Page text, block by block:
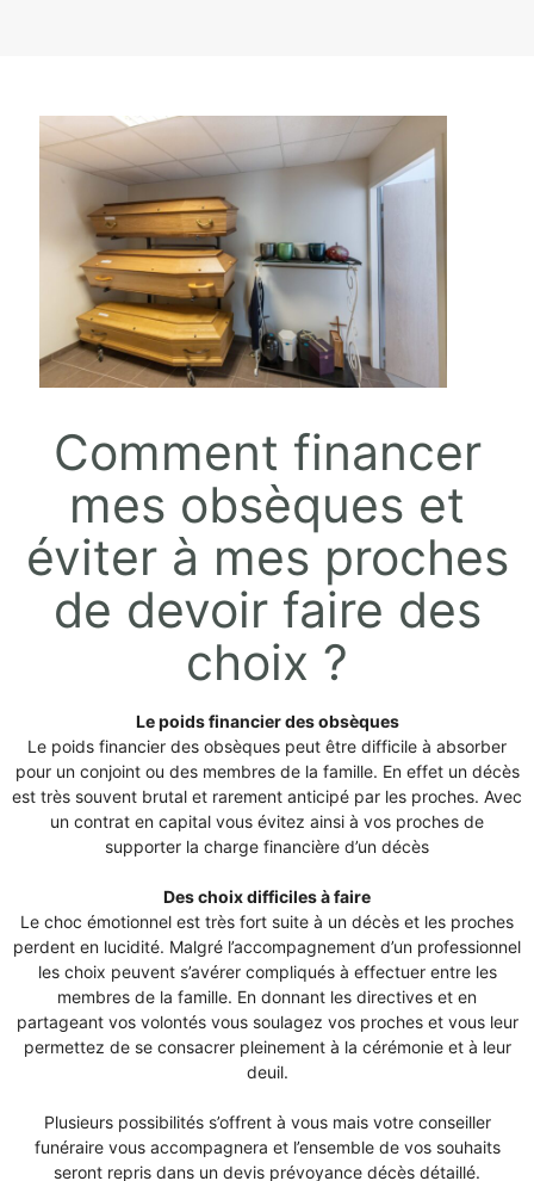
Comment financer
mes obsèques et
éviter à mes proches
de devoir faire des
choix ?
Le poids financier des obsèques
Le poids financier des obsèques peut être difficile à absorber
pour un conjoint ou des membres de la famille. En effet un décès
est très souvent brutal et rarement anticipé par les proches. Avec
un contrat en capital vous évitez ainsi à vos proches de
supporter la charge financière d’un décès
Des choix difficiles à faire
Le choc émotionnel est très fort suite à un décès et les proches
perdent en lucidité. Malgré l’accompagnement d’un professionnel
les choix peuvent s’avérer compliqués à effectuer entre les
membres de la famille. En donnant les directives et en
partageant vos volontés vous soulagez vos proches et vous leur
permettez de se consacrer pleinement à la cérémonie et à leur
deuil.
Plusieurs possibilités s’offrent à vous mais votre conseiller
funéraire vous accompagnera et l’ensemble de vos souhaits
seront repris dans un devis prévoyance décès détaillé.